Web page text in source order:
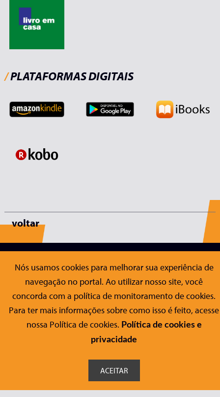
/PLATAFORMAS DIGITAIS
voltar
Editora Conrad
Nossos Títulos
Checklist
FAQ
Siga-nos nas redes sociais:
Nós usamos cookies para melhorar sua experiência de
navegação no portal. Ao utilizar nosso site, você
concorda com a política de monitoramento de cookies.
Para ter mais informações sobre como isso é feito, acesse
nossa Política de cookies. Política de cookies e
privacidade
ACEITAR